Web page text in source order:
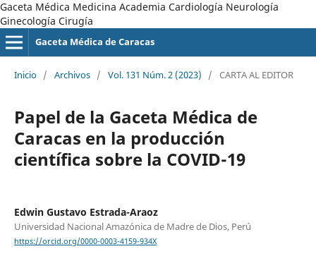
Gaceta Médica Medicina Academia Cardiología Neurología
Ginecología Cirugía
Gaceta Médica de Caracas
Inicio / Archivos / Vol. 131 Núm. 2 (2023) / CARTA AL EDITOR
Papel de la Gaceta Médica de
Caracas en la producción
científica sobre la COVID-19
Edwin Gustavo Estrada-Araoz
Universidad Nacional Amazónica de Madre de Dios, Perú
https://orcid.org/0000-0003-4159-934X